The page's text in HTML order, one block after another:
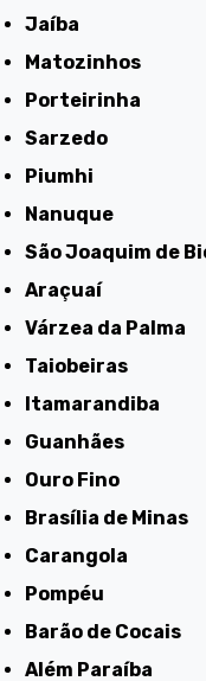
Jaíba
Matozinhos
Porteirinha
Sarzedo
Piumhi
Nanuque
São Joaquim de
Araçuaí
Várzea da Palma
Taiobeiras
Itamarandiba
Guanhães
Ouro Fino
Brasília de Minas
Carangola
Pompéu
Barão de Cocais
Além Paraíba